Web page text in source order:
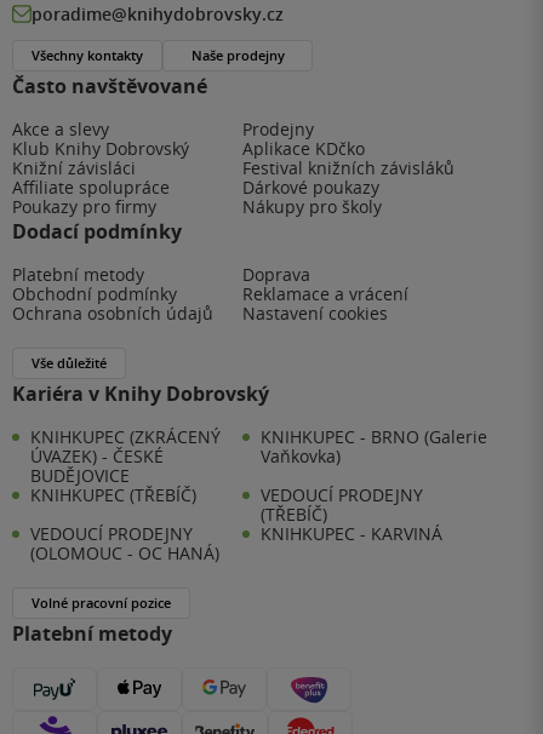
Často navštěvované
Akce a slevy
Prodejny
Klub Knihy Dobrovský
Aplikace KDčko
Knižní závisláci
Festival knižních závisláků
Affiliate spolupráce
Dárkové poukazy
Poukazy pro firmy
Nákupy pro školy
Dodací podmínky
Platební metody
Doprava
Obchodní podmínky
Reklamace a vrácení
Ochrana osobních údajů
Nastavení cookies
Vše důležité
Kariéra v Knihy Dobrovský
KNIHKUPEC (ZKRÁCENÝ
ÚVAZEK) - ČESKÉ
BUDĚJOVICE
KNIHKUPEC - BRNO (Galerie
Vaňkovka)
KNIHKUPEC (TŘEBÍČ)
VEDOUCÍ PRODEJNY
(TŘEBÍČ)
VEDOUCÍ PRODEJNY
(OLOMOUC - OC HANÁ)
KNIHKUPEC - KARVINÁ
Volné pracovní pozice
Platební metody
poradime@knihydobrovsky.cz
Všechny kontakty Naše prodejny